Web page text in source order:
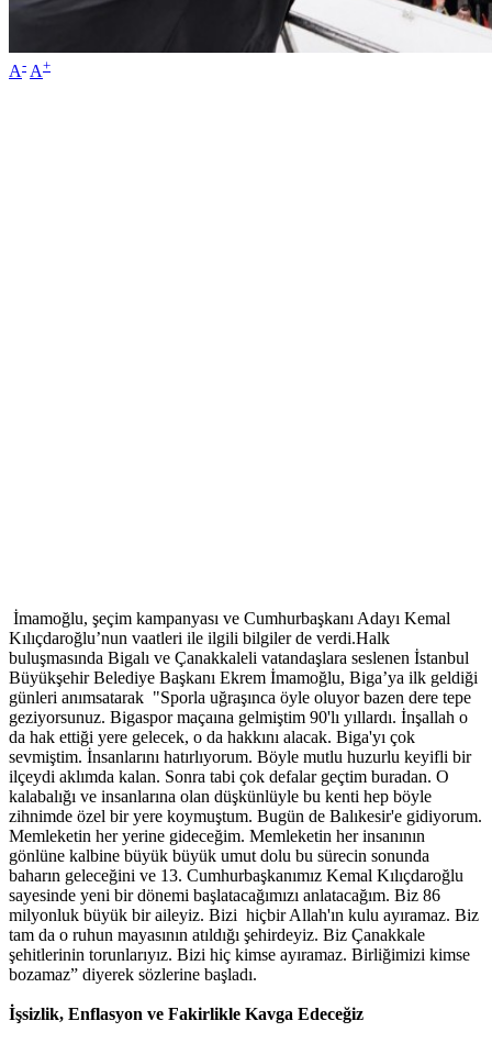
A- A+
İmamoğlu, şeçim kampanyası ve Cumhurbaşkanı Adayı Kemal
Kılıçdaroğlu’nun vaatleri ile ilgili bilgiler de verdi.Halk
buluşmasında Bigalı ve Çanakkaleli vatandaşlara seslenen İstanbul
Büyükşehir Belediye Başkanı Ekrem İmamoğlu, Biga’ya ilk geldiği
günleri anımsatarak "Sporla uğraşınca öyle oluyor bazen dere tepe
geziyorsunuz. Bigaspor maçaına gelmiştim 90'lı yıllardı. İnşallah o
da hak ettiği yere gelecek, o da hakkını alacak. Biga'yı çok
sevmiştim. İnsanlarını hatırlıyorum. Böyle mutlu huzurlu keyifli bir
ilçeydi aklımda kalan. Sonra tabi çok defalar geçtim buradan. O
kalabalığı ve insanlarına olan düşkünlüyle bu kenti hep böyle
zihnimde özel bir yere koymuştum. Bugün de Balıkesir'e gidiyorum.
Memleketin her yerine gideceğim. Memleketin her insanının
gönlüne kalbine büyük büyük umut dolu bu sürecin sonunda
baharın geleceğini ve 13. Cumhurbaşkanımız Kemal Kılıçdaroğlu
sayesinde yeni bir dönemi başlatacağımızı anlatacağım. Biz 86
milyonluk büyük bir aileyiz. Bizi hiçbir Allah'ın kulu ayıramaz. Biz
tam da o ruhun mayasının atıldığı şehirdeyiz. Biz Çanakkale
şehitlerinin torunlarıyız. Bizi hiç kimse ayıramaz. Birliğimizi kimse
bozamaz” diyerek sözlerine başladı.
İşsizlik, Enflasyon ve Fakirlikle Kavga Edeceğiz